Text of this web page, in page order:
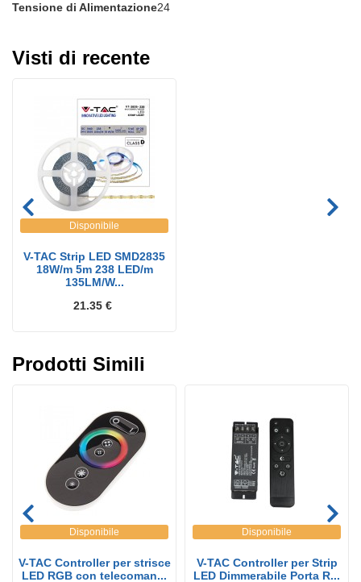
Tensione di Alimentazione24
Visti di recente
Disponibile
V-TAC Strip LED SMD2835
18W/m 5m 238 LED/m
135LM/W...
21.35 €
Prodotti Simili
Disponibile
V-TAC Controller per strisce
LED RGB con telecoman...
Disponibile
V-TAC Controller per Strip
LED Dimmerabile Porta R...